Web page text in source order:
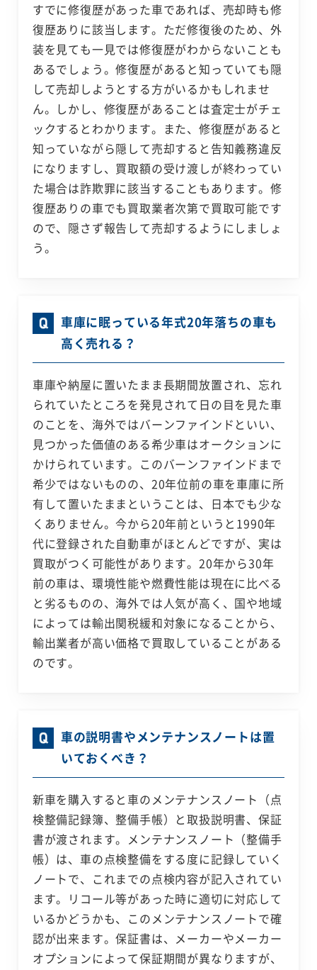
すでに修復歴があった車であれば、売却時も修
復歴ありに該当します。ただ修復後のため、外
装を見ても一見では修復歴がわからないことも
あるでしょう。修復歴があると知っていても隠
して売却しようとする方がいるかもしれませ
ん。しかし、修復歴があることは査定士がチェ
ックするとわかります。また、修復歴があると
知っていながら隠して売却すると告知義務違反
になりますし、買取額の受け渡しが終わってい
た場合は詐欺罪に該当することもあります。修
復歴ありの車でも買取業者次第で買取可能です
ので、隠さず報告して売却するようにしましょ
う。
車庫に眠っている年式20年落ちの車も
高く売れる？
車庫や納屋に置いたまま長期間放置され、忘れ
られていたところを発見されて日の目を見た車
のことを、海外ではバーンファインドといい、
見つかった価値のある希少車はオークションに
かけられています。このバーンファインドまで
希少ではないものの、20年位前の車を車庫に所
有して置いたままということは、日本でも少な
くありません。今から20年前というと1990年
代に登録された自動車がほとんどですが、実は
買取がつく可能性があります。20年から30年
前の車は、環境性能や燃費性能は現在に比べる
と劣るものの、海外では人気が高く、国や地域
によっては輸出関税緩和対象になることから、
輸出業者が高い価格で買取していることがある
のです。
車の説明書やメンテナンスノートは置
いておくべき？
新車を購入すると車のメンテナンスノート（点
検整備記録簿、整備手帳）と取扱説明書、保証
書が渡されます。メンテナンスノート（整備手
帳）は、車の点検整備をする度に記録していく
ノートで、これまでの点検内容が記入されてい
ます。リコール等があった時に適切に対応して
いるかどうかも、このメンテナンスノートで確
認が出来ます。保証書は、メーカーやメーカー
オプションによって保証期間が異なりますが、